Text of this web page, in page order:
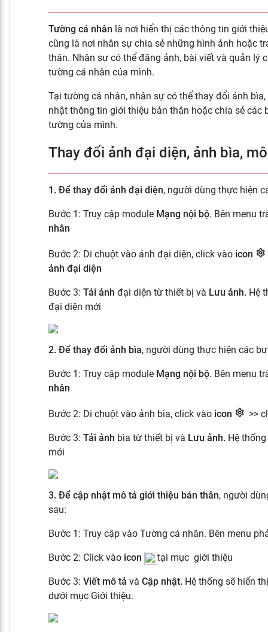
Tường cá nhân là nơi hiển thị các thông tin giới
cũng là nơi nhân sự chia sẻ những hình ảnh hoặc
thân. Nhân sự có thể đăng ảnh, bài viết và quản lý
tường cá nhân của mình.
Tại tường cá nhân, nhân sự có thể thay đổi ảnh
nhật thông tin giới thiệu bản thân hoặc chia sẻ các
tường của mình.
Thay đổi ảnh đại diện, ảnh bìa,
1. Để thay đổi ảnh đại diện, người dùng thực hiện
Bước 1: Truy cập module Mạng nội bộ. Bên menu
nhân
Bước 2: Di chuột vào ảnh đại diện, click vào icon
ảnh đại diện
Bước 3: Tải ảnh đại diện từ thiết bị và Lưu ảnh. Hệ
đại diện mới
2. Để thay đổi ảnh bìa, người dùng thực hiện các
Bước 1: Truy cập module Mạng nội bộ. Bên menu
nhân
Bước 2: Di chuột vào ảnh bìa, click vào icon >>
Bước 3: Tải ảnh bìa từ thiết bị và Lưu ảnh. Hệ
mới
3. Để cập nhật mô tả giới thiệu bản thân, người
sau:
Bước 1: Truy cập vào Tường cá nhân. Bên menu
Bước 2: Click vào icon tại mục giới thiệu
Bước 3: Viết mô tả và Cập nhật. Hệ thống sẽ hiển
dưới mục Giới thiệu.